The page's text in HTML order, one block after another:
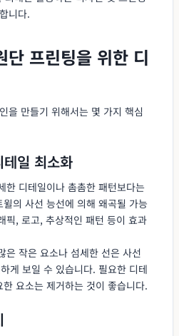
니다.
단 프린팅을 위한 디
을 만들기 위해서는 몇 가지 핵심
일 최소화
한 디테일이나 촘촘한 패턴보다는
의 사선 능선에 의해 왜곡될 가능
픽, 로고, 추상적인 패턴 등이 효과
은 작은 요소나 섬세한 선은 사선
게 보일 수 있습니다. 필요한 디테
요소는 제거하는 것이 좋습니다.